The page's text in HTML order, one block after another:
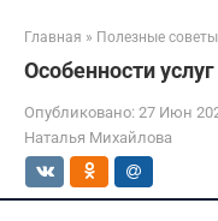
Главная » Полезные
Особенности
Опубликовано: 27 Июн
Наталья Михайлова